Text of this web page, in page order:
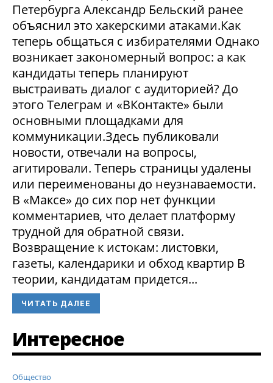
Петербурга Александр Бельский ранее
объяснил это хакерскими атаками.Как
теперь общаться с избирателями Однако
возникает закономерный вопрос: а как
кандидаты теперь планируют
выстраивать диалог с аудиторией? До
этого Телеграм и «ВКонтакте» были
основными площадками для
коммуникации.Здесь публиковали
новости, отвечали на вопросы,
агитировали. Теперь страницы удалены
или переименованы до неузнаваемости.
В «Максе» до сих пор нет функции
комментариев, что делает платформу
трудной для обратной связи.
Возвращение к истокам: листовки,
газеты, календарики и обход квартир В
теории, кандидатам придется...
ЧИТАТЬ ДАЛЕЕ
Интересное
Общество